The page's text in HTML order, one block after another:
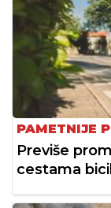
PAMETNIJE
Previše
cestama